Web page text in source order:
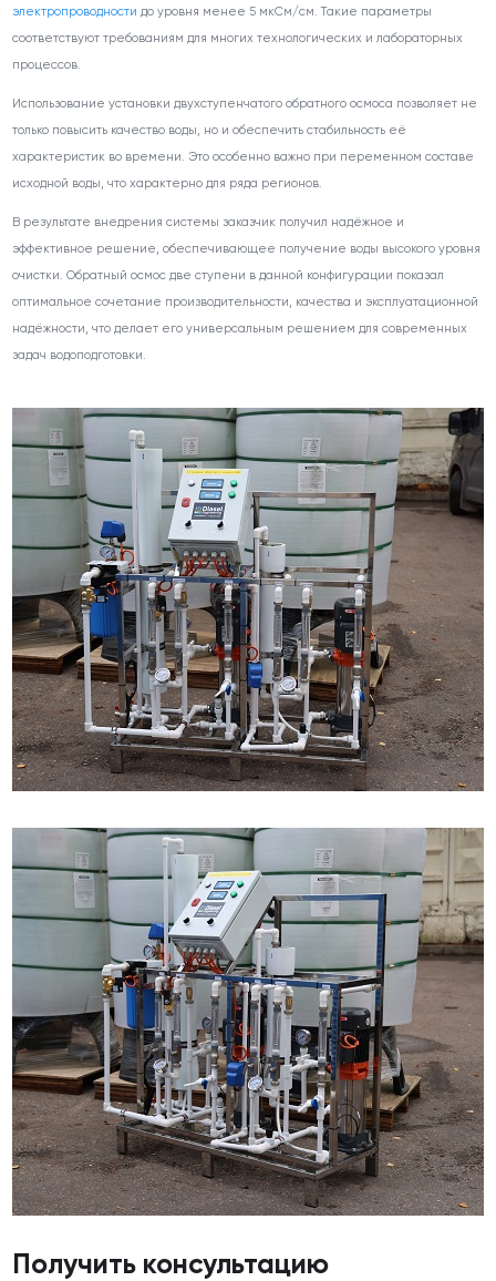
электропроводности до уровня менее 5 мкСм/см. Такие параметры
соответствуют требованиям для многих технологических и лабораторных
процессов.
Использование установки двухступенчатого обратного осмоса позволяет не
только повысить качество воды, но и обеспечить стабильность её
характеристик во времени. Это особенно важно при переменном составе
исходной воды, что характерно для ряда регионов.
В результате внедрения системы заказчик получил надёжное и
эффективное решение, обеспечивающее получение воды высокого уровня
очистки. Обратный осмос две ступени в данной конфигурации показал
оптимальное сочетание производительности, качества и эксплуатационной
надёжности, что делает его универсальным решением для современных
задач водоподготовки.
Получить консультацию